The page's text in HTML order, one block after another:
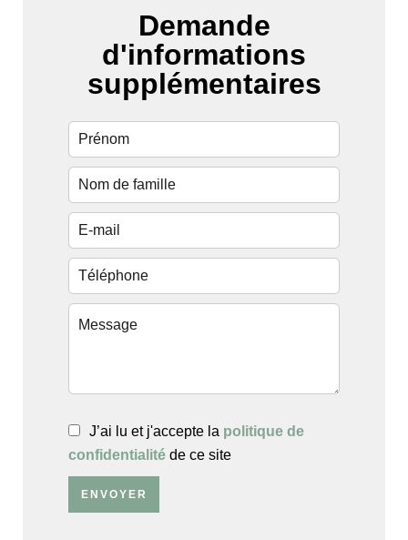
Demande
d'informations
supplémentaires
J’ai lu et j'accepte la politique de
confidentialité de ce site
ENVOYER